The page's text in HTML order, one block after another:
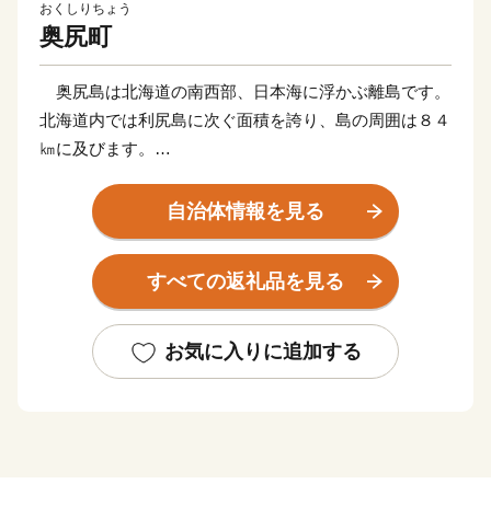
おくしりちょう
奥尻町
奥尻島は北海道の南西部、日本海に浮かぶ離島です。
北海道内では利尻島に次ぐ面積を誇り、島の周囲は８４
㎞に及びます。
なると新鮮な魚介類や
奥尻ブルーと言われる海や豊かな自然は、訪れる多くの
観光客の心を癒します。
近年は少子高齢化や漁獲量の減少による産業の衰退な
していますが、皆様から寄せられた『ふるさと納税』制
度によるご寄附を様々
自治体情報を見る
すべての返礼品を見る
お気に入りに追加する